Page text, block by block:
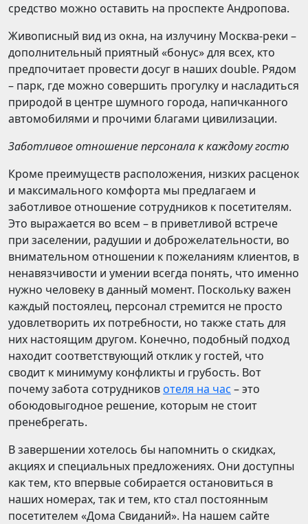
средство можно оставить на проспекте Андропова.
Живописный вид из окна, на излучину Москва-реки –
дополнительный приятный «бонус» для всех, кто
предпочитает провести досуг в наших double. Рядом
– парк, где можно совершить прогулку и насладиться
природой в центре шумного города, напичканного
автомобилями и прочими благами цивилизации.
Заботливое отношение персонала к каждому гостю
Кроме преимуществ расположения, низких расценок
и максимального комфорта мы предлагаем и
заботливое отношение сотрудников к посетителям.
Это выражается во всем – в приветливой встрече
при заселении, радушии и доброжелательности, во
внимательном отношении к пожеланиям клиентов, в
ненавязчивости и умении всегда понять, что именно
нужно человеку в данный момент. Поскольку важен
каждый постоялец, персонал стремится не просто
удовлетворить их потребности, но также стать для
них настоящим другом. Конечно, подобный подход
находит соответствующий отклик у гостей, что
сводит к минимуму конфликты и грубость. Вот
почему забота сотрудниковотеля на час – это
обоюдовыгодное решение, которым не стоит
пренебрегать.
В завершении хотелось бы напомнить о скидках,
акциях и специальных предложениях. Они доступны
как тем, кто впервые собирается остановиться в
наших номерах, так и тем, кто стал постоянным
посетителем «Дома Свиданий». На нашем сайте